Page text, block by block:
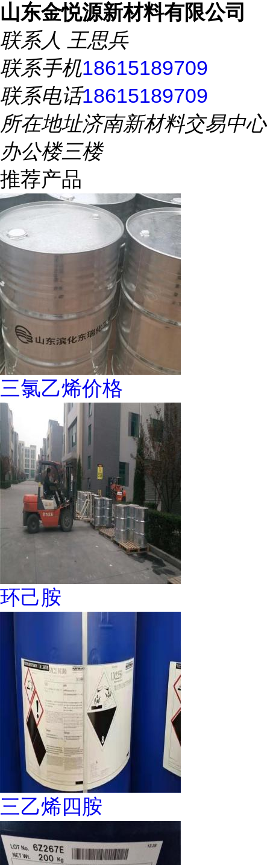
山东金悦源新材料有限公司
联系人 王思兵
联系手机18615189709
联系电话18615189709
所在地址济南新材料交易中心
办公楼三楼
推荐产品
三氯乙烯价格
环己胺
三乙烯四胺